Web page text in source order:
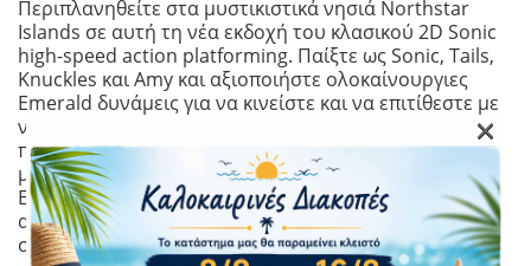
Περιπλανηθείτε στα μυστικιστικά νησιά Northstar
Islands σε αυτή τη νέα εκδοχή του κλασικού 2D Sonic
high-speed action platforming. Παίξτε ως Sonic, Tails,
Knuckles και Amy και αξιοποιήστε ολοκαίνουργιες
Emerald δυνάμεις για να κινείστε και να επιτίθεστε με
νέους δυναμικούς τρόπους. Πλοηγηθείτε σε
πανέμορφα, πρωτόγνωρα περιβάλλοντα μόνοι σας ή
με έως και 3 άλλους παίκτες και σταματήστε τον Dr.
Eggman, τον Fang και έναν μυστηριώδη νέο αντίπαλο
από το να μετατρέψουν τα γιγάντια ζώα των νησιών
σε Badniks πριν να είναι πολύ αργά!
×